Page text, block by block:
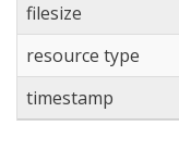
filesize
resource type
timestamp